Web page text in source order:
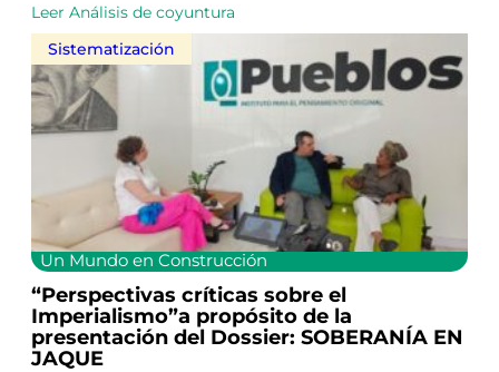
Leer Análisis de coyuntura
Sistematización
Un Mundo en Construcción
“Perspectivas críticas sobre el
Imperialismo”a propósito de la
presentación del Dossier: SOBERANÍA EN
JAQUE